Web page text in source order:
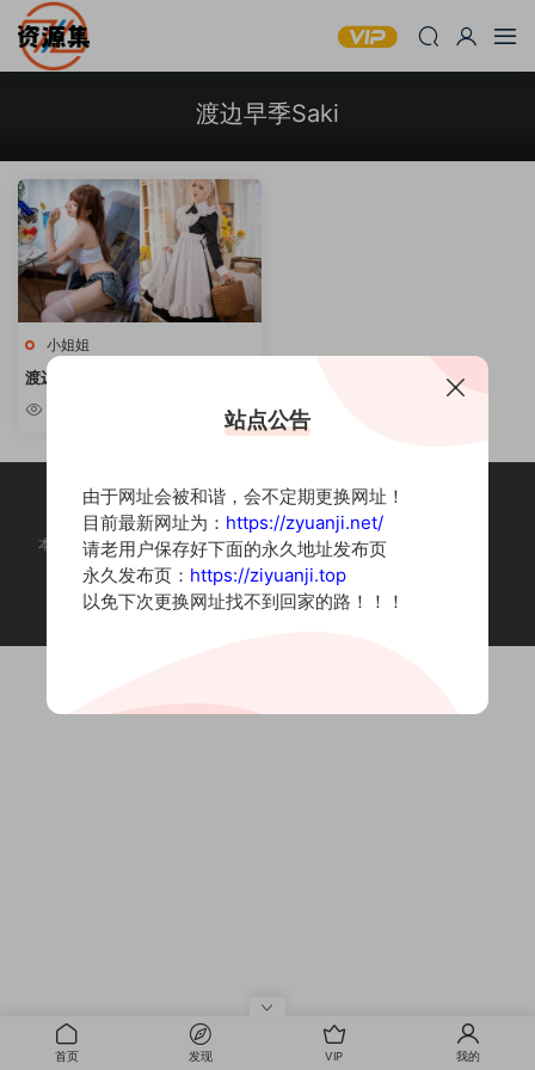
渡边早季Saki
小姐姐
渡边早季Saki: 3套cos合集 [持续
更新]
本站为摄影写真图片网站，内容来自网络收集整理，仅作个人学习使用。
如有违法内容请联系删除
Copyright © 2022 资源集
首页 发现 VIP 我的
站点公告
由于网址会被和谐，会不定期更换网址！
目前最新网址为： https://zyuanji.net/
请老用户保存好下面的永久地址发布页
永久发布页： https://ziyuanji.top
以免下次更换网址找不到回家的路！！！